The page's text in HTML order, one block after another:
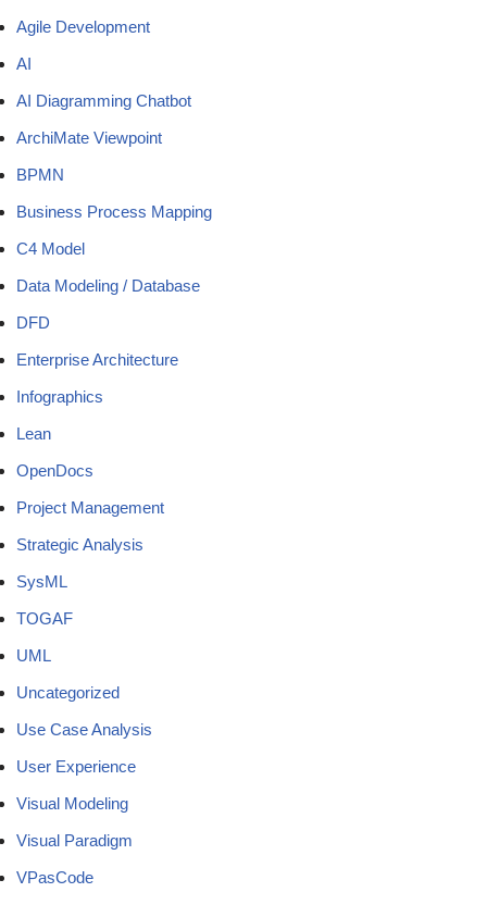
Agile Development
AI
AI Diagramming Chatbot
ArchiMate Viewpoint
BPMN
Business Process Mapping
C4 Model
Data Modeling / Database
DFD
Enterprise Architecture
Infographics
Lean
OpenDocs
Project Management
Strategic Analysis
SysML
TOGAF
UML
Uncategorized
Use Case Analysis
User Experience
Visual Modeling
Visual Paradigm
VPasCode